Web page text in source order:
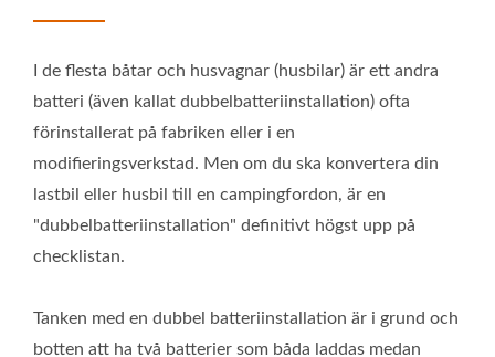
I de flesta båtar och husvagnar (husbilar) är ett andra
batteri (även kallat dubbelbatteriinstallation) ofta
förinstallerat på fabriken eller i en
modifieringsverkstad. Men om du ska konvertera din
lastbil eller husbil till en campingfordon, är en
"dubbelbatteriinstallation" definitivt högst upp på
checklistan.
Tanken med en dubbel batteriinstallation är i grund och
botten att ha två batterier som båda laddas medan